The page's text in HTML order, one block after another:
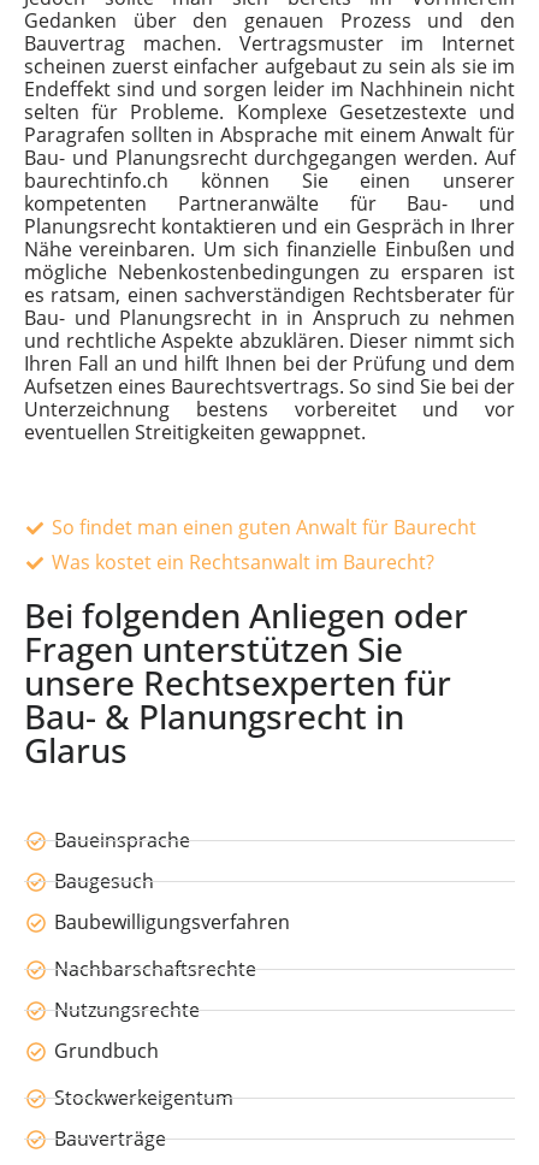
Gedanken über den genauen Prozess und den
Bauvertrag machen. Vertragsmuster im Internet
scheinen zuerst einfacher aufgebaut zu sein als sie im
Endeffekt sind und sorgen leider im Nachhinein nicht
selten für Probleme. Komplexe Gesetzestexte und
Paragrafen sollten in Absprache mit einem Anwalt für
Bau- und Planungsrecht durchgegangen werden. Auf
baurechtinfo.ch können Sie einen unserer
kompetenten Partneranwälte für Bau- und
Planungsrecht kontaktieren und ein Gespräch in Ihrer
Nähe vereinbaren. Um sich finanzielle Einbußen und
mögliche Nebenkostenbedingungen zu ersparen ist
es ratsam, einen sachverständigen Rechtsberater für
Bau- und Planungsrecht in in Anspruch zu nehmen
und rechtliche Aspekte abzuklären. Dieser nimmt sich
Ihren Fall an und hilft Ihnen bei der Prüfung und dem
Aufsetzen eines Baurechtsvertrags. So sind Sie bei der
Unterzeichnung bestens vorbereitet und vor
eventuellen Streitigkeiten gewappnet.
So findet man einen guten Anwalt für Baurecht
Was kostet ein Rechtsanwalt im Baurecht?
Bei folgenden Anliegen oder
Fragen unterstützen Sie
unsere Rechtsexperten für
Bau- & Planungsrecht in
Glarus
Baueinsprache
Baugesuch
Baubewilligungsverfahren
Nachbarschaftsrechte
Nutzungsrechte
Grundbuch
Stockwerkeigentum
Bauverträge